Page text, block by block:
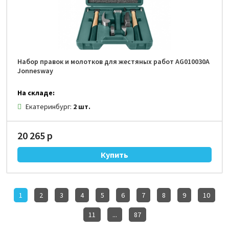
Набор правок и молотков для жестяных работ AG010030A
Jonnesway
На складе:
Екатеринбург: 2 шт.
20 265 р
1 2 3 4 5 6 7 8 9 10
11 ... 87